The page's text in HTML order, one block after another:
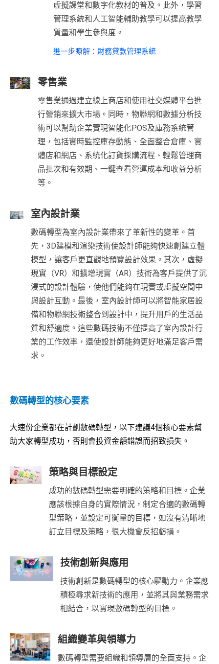
虛擬課堂和數字化教材的普及。此外，學習
管理系統和人工智能輔助教學可以提高教學
質量和學生參與度。
進一步瞭解：財務貸款管理系統
零售業
零售業通過建立線上商店和使用社交媒體平台進
行營銷來擴大市場。同時，物聯網和數據分析技
術可以幫助企業實現智能化POS及庫務系統管
理，包括實時監控庫存動態、全面整合倉庫、實
體店和網店、系統化訂貨採購流程、輕鬆管理商
品批次和有效期、一鍵查看營運成本和收益分析
等。
室內設計業
數碼轉型為室內設計業帶來了革新性的變革。首
先，3D建模和渲染技術使設計師能夠快速創建立體
模型，讓客戶更直觀地預覽設計效果。其次，虛擬
現實（VR）和擴增現實（AR）技術為客戶提供了沉
浸式的設計體驗，使他們能夠在現實或虛擬空間中
與設計互動。最後，室內設計師可以將智能家居設
備和物聯網技術整合到設計中，提升用戶的生活品
質和舒適度。這些數碼技術不僅提高了室內設計行
業的工作效率，還使設計師能夠更好地滿足客戶需
求。
數碼轉型的核心要素
大速份企業都在計劃數碼轉型，以下建議4個核心要素幫
助大家轉型成功，否則會投資金額錯誤而招致損失。
策略與目標設定
成功的數碼轉型需要明確的策略和目標。企業
應該根據自身的實際情況，制定合適的數碼轉
型策略，並設定可衡量的目標，如沒有清晰地
訂立目標及策略，很大機會反招虧損。
技術創新與應用
技術創新是數碼轉型的核心驅動力。企業應
積極尋求新技術的應用，並將其與業務需求
相結合，以實現數碼轉型的目標。
組織變革與領導力
數碼轉型需要組織和領導層的全面支持。企